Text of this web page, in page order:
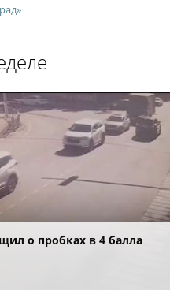
о пробках в 4 балла